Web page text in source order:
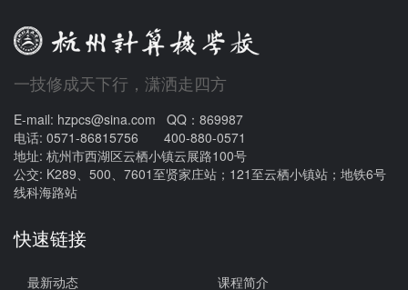
一技修成天下行，潇洒走四方
E-mail: hzpcs@sina.com QQ：869987
电话: 0571-86815756 400-880-0571
地址: 杭州市西湖区云栖小镇云展路100号
公交: K289、500、7601至贤家庄站；121至云栖小镇站；地铁6号
线科海路站
快速链接
最新动态 课程简介